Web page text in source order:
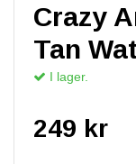
Crazy
Tan
I lager.
249 kr